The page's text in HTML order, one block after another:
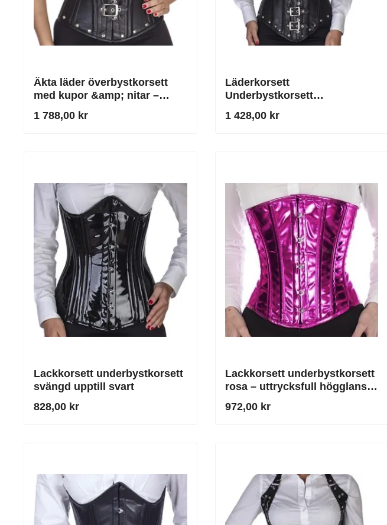
Äkta läder överbystkorsett
med kupor &amp; nitar –
1 788,00 kr
Läderkorsett
Underbystkorsett
Halterneckkorsett Svart
1 428,00 kr
Lackkorsett underbystkorsett
svängd upptill svart
828,00 kr
Lackkorsett underbystkorsett
rosa – uttrycksfull högglans &
perfekt midjeformning
972,00 kr